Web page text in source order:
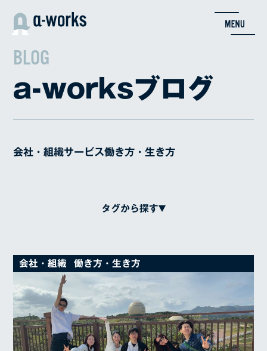
BLOG
a-worksブログ
会社・組織サービス働き方・生き方
タグから探す
Adcent クリエイティブ 変態
対談
スキルアップ
インタビュー
カルチャー
仕事内容
はたらく人
シャチョウのつぶやき
会社・組織 働き方・生き方